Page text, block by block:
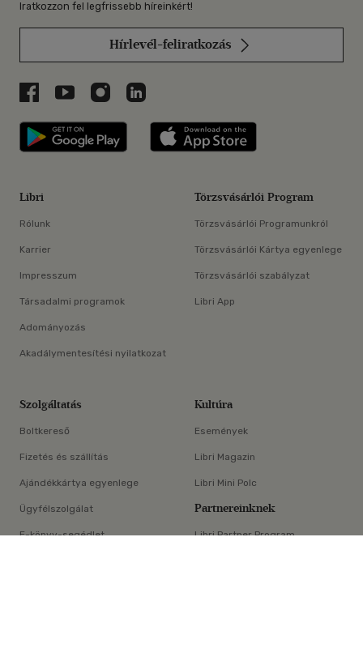
×
Iratkozzon fel legfrissebb híreinkért!
Hírlevél-feliratkozás
Libri a Facebookon
Libri a Youtube-on
Libri az Instagramon
Libri a LinkedInen
Libri applikáció Szerezd meg: Google
Libri
Rólunk
Karrier
Impresszum
Társadalmi programok
Adományozás
Akadálymentesítési nyilatkozat
Törzsvásárlói Program
Törzsvásárlói Programunkról
Törzsvásárlói Kártya egyenlege
Törzsvásárlói szabályzat
Libri App
Szolgáltatás
Boltkereső
Fizetés és szállítás
Ajándékkártya egyenlege
Ügyfélszolgálat
E-könyv-segédlet
Kultúra
Események
Libri Magazin
Libri Mini Polc
Partnereinknek
Libri Partner Program